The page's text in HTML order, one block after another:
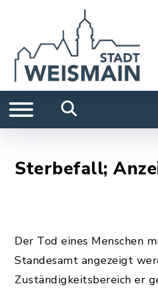
Sterbefall;
Der Tod eines Menschen
Standesamt angezeigt
Zuständigkeitsbereich er